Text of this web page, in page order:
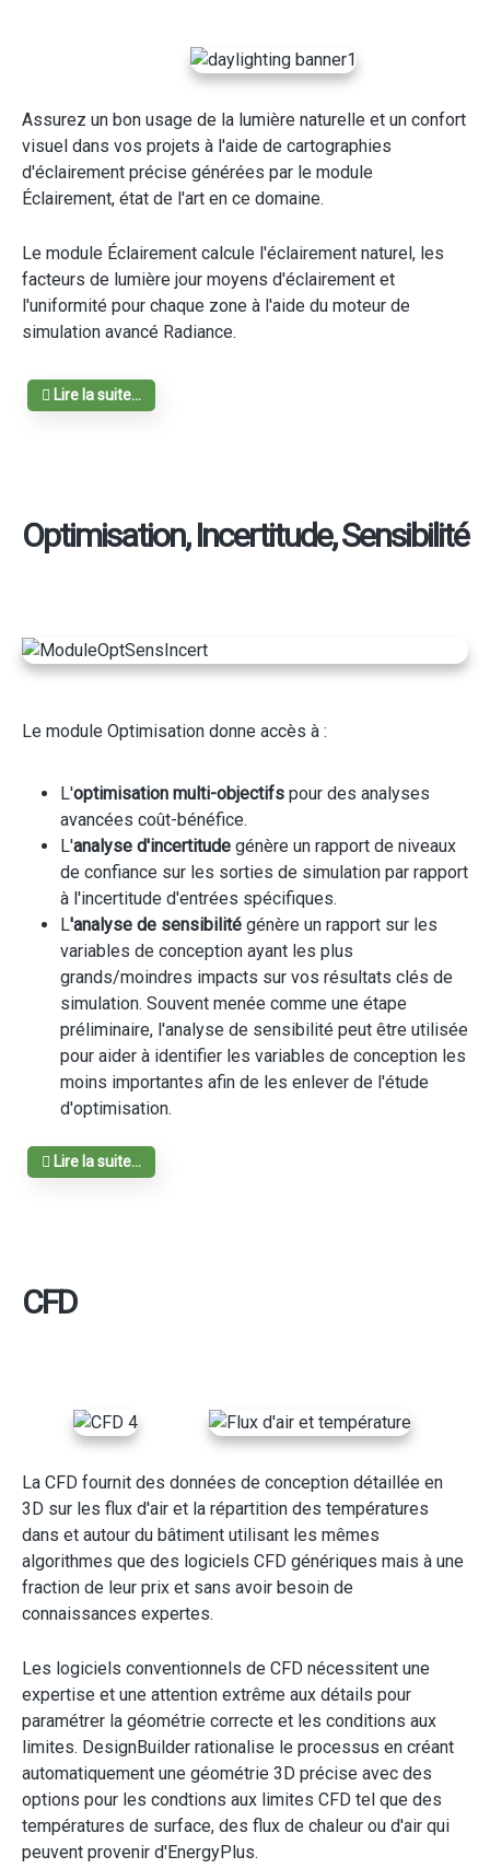
Assurez un bon usage de la lumière naturelle et un confort
visuel dans vos projets à l'aide de cartographies
d'éclairement précise générées par le module
Éclairement, état de l'art en ce domaine.
Le module Éclairement calcule l'éclairement naturel, les
facteurs de lumière jour moyens d'éclairement et
l'uniformité pour chaque zone à l'aide du moteur de
simulation avancé Radiance.
Lire la suite...
Optimisation, Incertitude, Sensibilité
Le module Optimisation donne accès à :
L'optimisation multi-objectifs pour des analyses
avancées coût-bénéfice.
L'analyse d'incertitude génère un rapport de niveaux
de confiance sur les sorties de simulation par rapport
à l'incertitude d'entrées spécifiques.
L'analyse de sensibilité génère un rapport sur les
variables de conception ayant les plus
grands/moindres impacts sur vos résultats clés de
simulation. Souvent menée comme une étape
préliminaire, l'analyse de sensibilité peut être utilisée
pour aider à identifier les variables de conception les
moins importantes afin de les enlever de l'étude
d'optimisation.
Lire la suite...
CFD
La CFD fournit des données de conception détaillée en
3D sur les flux d'air et la répartition des températures
dans et autour du bâtiment utilisant les mêmes
algorithmes que des logiciels CFD génériques mais à une
fraction de leur prix et sans avoir besoin de
connaissances expertes.
Les logiciels conventionnels de CFD nécessitent une
expertise et une attention extrême aux détails pour
paramétrer la géométrie correcte et les conditions aux
limites. DesignBuilder rationalise le processus en créant
automatiquement une géométrie 3D précise avec des
options pour les condtions aux limites CFD tel que des
températures de surface, des flux de chaleur ou d'air qui
peuvent provenir d'EnergyPlus.